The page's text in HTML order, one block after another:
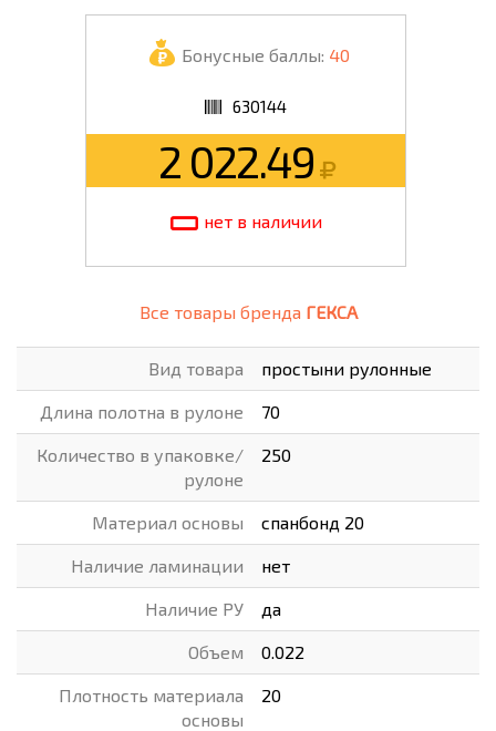
Бонусные баллы: 40
630144
2 022.49
нет в наличии
Все товары бренда ГЕКСА
Вид товара простыни рулонные
Длина полотна в рулоне 70
Количество в упаковке/
рулоне
250
Материал основы спанбонд 20
Наличие ламинации нет
Наличие РУ да
Объем 0.022
Плотность материала
основы
20